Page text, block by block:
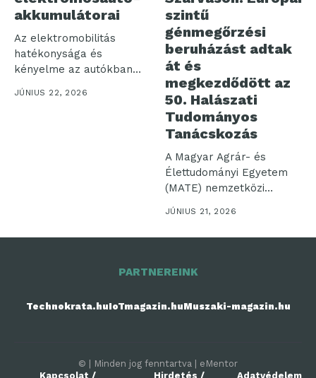
akkumulátorai
Az elektromobilitás
hatékonysága és
kényelme az autókban
használt
akkumulátorcsomagokon
JÚNIUS 22, 2026
szintű
génmegőrzési
beruházást adtak
át és
megkezdődött az
50. Halászati
Tudományos
Tanácskozás
A Magyar Agrár- és
Élettudományi Egyetem
(MATE) nemzetközi
szerepvállalásának és a
JÚNIUS 21, 2026
PARTNEREINK
Technokrata.huIoTmagazin.huMuszaki-magazin.hu
© | Minden jog fenntartva | eMentor
Kapcsolat /
Hirdetés / Adatvédelem